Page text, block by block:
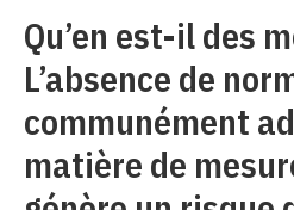
Qu’en est-il des
L’absence de
communément
matière de